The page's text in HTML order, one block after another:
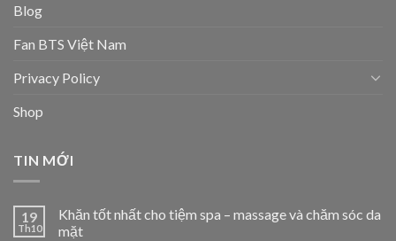
Blog
Fan BTS Việt Nam
Privacy Policy
Shop
TIN MỚI
19
Th10
Khăn tốt nhất cho tiệm spa – massage và chăm sóc da
mặt